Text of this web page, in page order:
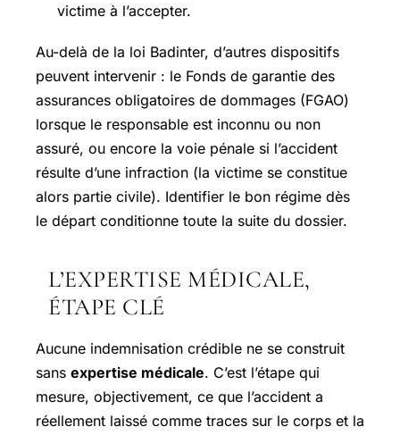
victime à l’accepter.
Au-delà de la loi Badinter, d’autres dispositifs
peuvent intervenir : le Fonds de garantie des
assurances obligatoires de dommages (FGAO)
lorsque le responsable est inconnu ou non
assuré, ou encore la voie pénale si l’accident
résulte d’une infraction (la victime se constitue
alors partie civile). Identifier le bon régime dès
le départ conditionne toute la suite du dossier.
L’EXPERTISE MÉDICALE,
ÉTAPE CLÉ
Aucune indemnisation crédible ne se construit
sans expertise médicale. C’est l’étape qui
mesure, objectivement, ce que l’accident a
réellement laissé comme traces sur le corps et la